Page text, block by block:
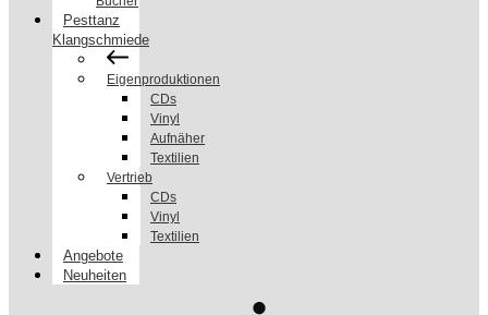
Pesttanz
Klangschmiede
Eigenproduktionen
CDs
Vinyl
Aufnäher
Textilien
Vertrieb
CDs
Vinyl
Textilien
Angebote
Neuheiten